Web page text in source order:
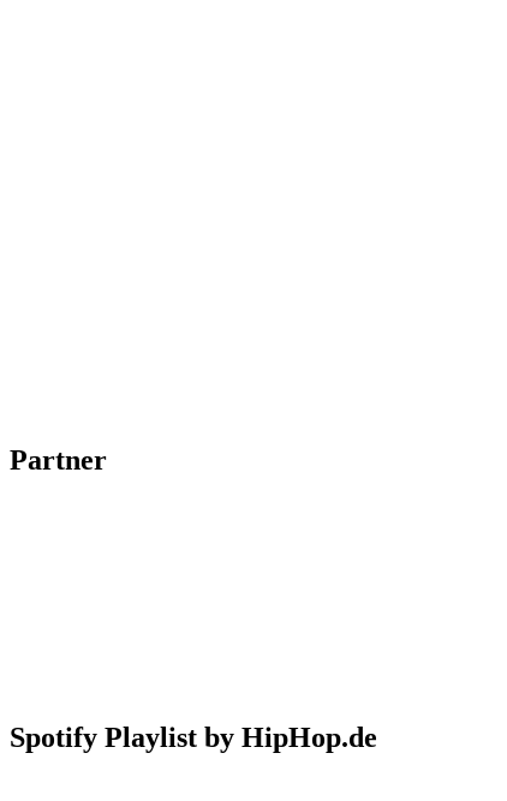
Partner
Spotify Playlist by HipHop.de